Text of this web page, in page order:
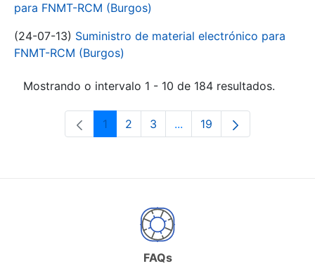
para FNMT-RCM (Burgos)
(24-07-13) Suministro de material electrónico para
FNMT-RCM (Burgos)
Mostrando o intervalo 1 - 10 de 184 resultados.
Páxina
1 Páxina
2 Páxina
3 ...Páxinas intermedias Use
Páxina
19
FAQs